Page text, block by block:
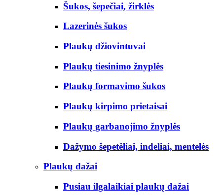
Šukos, šepečiai, žirklės
Lazerinės šukos
Plaukų džiovintuvai
Plaukų tiesinimo žnyplės
Plaukų formavimo šukos
Plaukų kirpimo prietaisai
Plaukų garbanojimo žnyplės
Dažymo šepetėliai, indeliai, mentelės
Plaukų dažai
Pusiau ilgalaikiai plaukų dažai